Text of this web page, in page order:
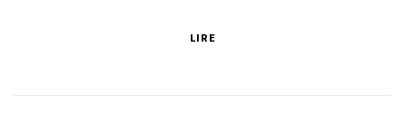
LIRE